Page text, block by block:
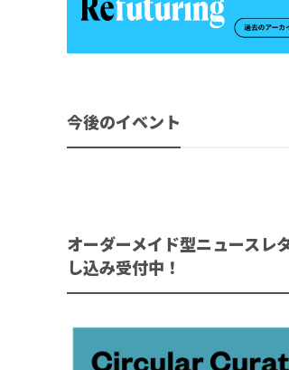
今後のイベント
オーダーメイド型ニュースレ
し込み受付中！